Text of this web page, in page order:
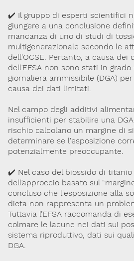
✔️ Il gruppo di esperti scientifici
giungere a una conclusione
mancanza di uno di studi di
multigenerazionale secondo le
dell'OCSE. Pertanto, a causa
dell’EFSA non sono stati in
giornaliera ammissibile (DGA)
causa dei dati limitati.
Nel campo degli additivi
insufficienti per stabilire una
rischio calcolano un margine di
determinare se l'esposizione
potenzialmente preoccupante.
✔️ Nel caso del biossido di titanio
dell’approccio basato sul
concluso che l'esposizione alla
dieta non rappresenta un
Tuttavia l’EFSA raccomanda di
colmare le lacune nei dati sui
sistema riproduttivo, dati sui
DGA.